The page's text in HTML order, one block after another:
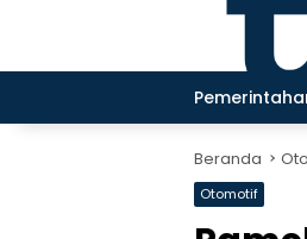
Beranda
Otomotif